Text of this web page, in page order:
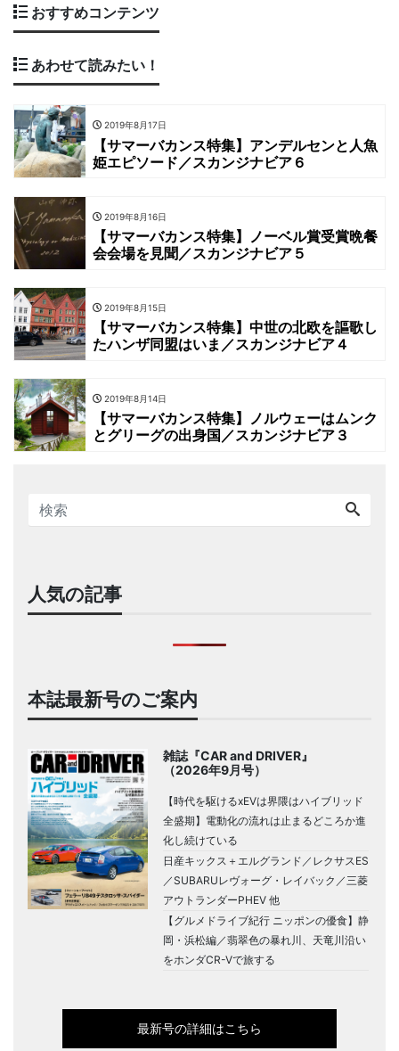
おすすめコンテンツ
あわせて読みたい！
2019年8月17日
【サマーバカンス特集】アンデルセンと人魚
姫エピソード／スカンジナビア６
2019年8月16日
【サマーバカンス特集】ノーベル賞受賞晩餐
会会場を見聞／スカンジナビア５
2019年8月15日
【サマーバカンス特集】中世の北欧を謳歌し
たハンザ同盟はいま／スカンジナビア４
2019年8月14日
【サマーバカンス特集】ノルウェーはムンク
とグリーグの出身国／スカンジナビア３
人気の記事
本誌最新号のご案内
雑誌『CAR and DRIVER』
（2026年9月号）
【時代を駆けるxEVは界隈はハイブリッド
全盛期】電動化の流れは止まるどころか進
化し続けている
日産キックス＋エルグランド／レクサスES
／SUBARUレヴォーグ・レイバック／三菱
アウトランダーPHEV 他
【グルメドライブ紀行 ニッポンの優食】静
岡・浜松編／翡翠色の暴れ川、天竜川沿い
をホンダCR-Vで旅する
最新号の詳細はこちら